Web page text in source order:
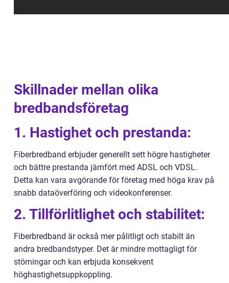
Skillnader mellan olika
bredbandsföretag
1. Hastighet och prestanda:
Fiberbredband erbjuder generellt sett högre hastigheter
och bättre prestanda jämfört med ADSL och VDSL.
Detta kan vara avgörande för företag med höga krav på
snabb dataöverföring och videokonferenser.
2. Tillförlitlighet och stabilitet:
Fiberbredband är också mer pålitligt och stabilt än
andra bredbandstyper. Det är mindre mottagligt för
störningar och kan erbjuda konsekvent
höghastighetsuppkoppling.